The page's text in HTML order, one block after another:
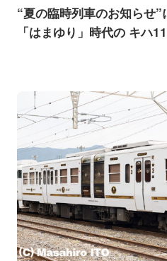
“夏の臨時列車のお知らせ
「はまゆり」時代の キハ